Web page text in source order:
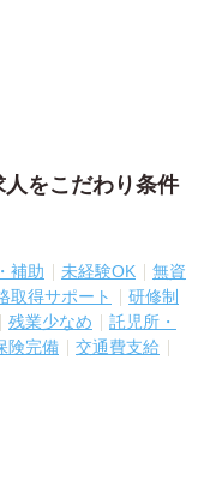
をこだわり条件
補助 未経験OK
無資
取得サポート
研修制
残業少なめ
託児所・
険完備
交通費支給